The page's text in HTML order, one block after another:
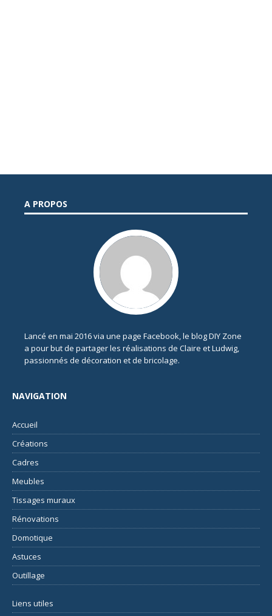
A PROPOS
Lancé en mai 2016 via une page Facebook, le blog DIY Zone
a pour but de partager les réalisations de Claire et Ludwig,
passionnés de décoration et de bricolage.
NAVIGATION
Accueil
Créations
Cadres
Meubles
Tissages muraux
Rénovations
Domotique
Astuces
Outillage
Liens utiles